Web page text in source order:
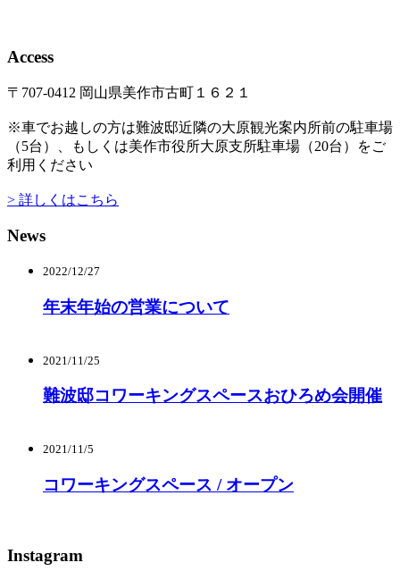
Access
〒707-0412 岡山県美作市古町１６２１
※車でお越しの方は難波邸近隣の大原観光案内所前の駐車場
（5台）、もしくは美作市役所大原支所駐車場（20台）をご
利用ください
> 詳しくはこちら
News
2022/12/27
年末年始の営業について
2021/11/25
難波邸コワーキングスペースおひろめ会開催
2021/11/5
コワーキングスペース / オープン
Instagram